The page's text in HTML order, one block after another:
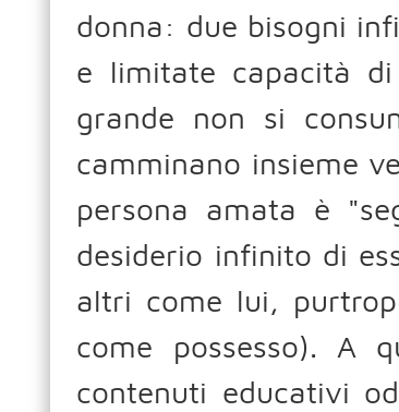
donna: due bisogni
e limitate capacità
grande non si
camminano insieme
persona amata è
desiderio infinito di
altri come lui,
come possesso). A
contenuti educativi